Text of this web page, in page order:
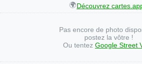
🌍Découvrez
Pas encore de photo
postez la vôtre !
Ou tentez Google Street